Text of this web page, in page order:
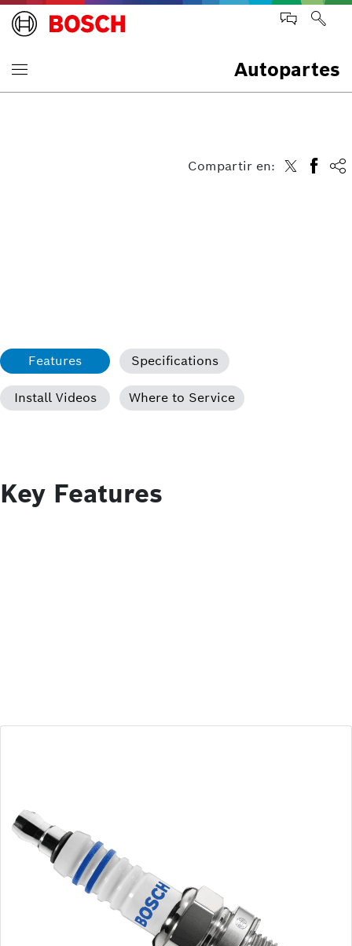
Autopartes
Compartir en:
Features Specifications
Install Videos Where to Service
Key Features